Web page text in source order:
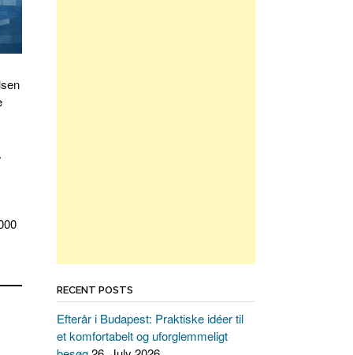
RECENT POSTS
Efterår i Budapest: Praktiske idéer til
et komfortabelt og uforglemmeligt